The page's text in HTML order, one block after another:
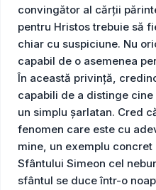
convingător al cărții
pentru Hristos trebuie să
chiar cu suspiciune. Nu
capabil de o asemenea
În această privință,
capabili de a distinge
un simplu șarlatan. Cred
fenomen care este cu
mine, un exemplu
Sfântului Simeon cel
sfântul se duce într-o